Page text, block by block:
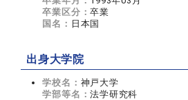
卒業区分：卒業
国名： 日本国
出身大学院
学校名： 神戸大学
学部等名：法学研究科